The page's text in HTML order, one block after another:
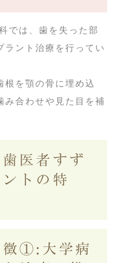
では、歯を失った部
ラント治療を行ってい
根を顎の骨に埋め込
み合わせや見た目を補
医者すず
トの特
徴①:大学病